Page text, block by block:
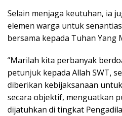
Selain menjaga keutuhan, ia
elemen warga untuk
bersama kepada Tuhan Yang
“Marilah kita perbanyak
petunjuk kepada Allah SWT,
diberikan kebijaksanaan
secara objektif, menguatkan
dijatuhkan di tingkat